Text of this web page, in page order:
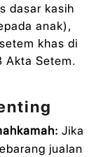
dasar kasih
anak),
khas di
Akta Setem.
Jika
jualan